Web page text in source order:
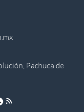
Pachuca de